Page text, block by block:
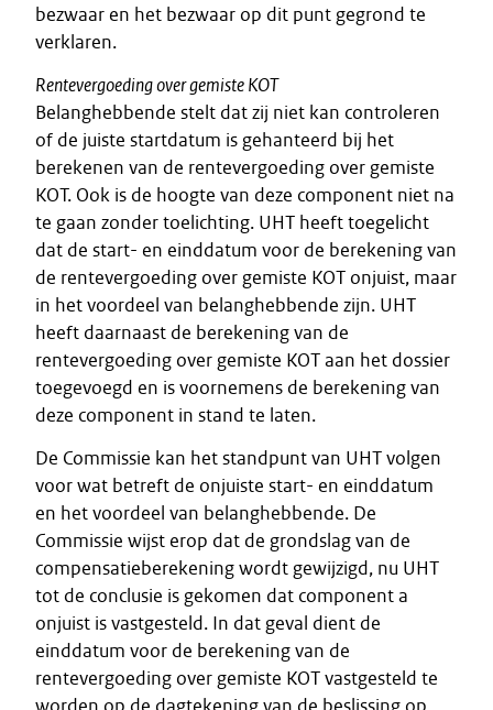
bezwaar en het bezwaar op dit punt gegrond te
verklaren.
Rentevergoeding over gemiste KOT
Belanghebbende stelt dat zij niet kan controleren
of de juiste startdatum is gehanteerd bij het
berekenen van de rentevergoeding over gemiste
KOT. Ook is de hoogte van deze component niet na
te gaan zonder toelichting. UHT heeft toegelicht
dat de start- en einddatum voor de berekening van
de rentevergoeding over gemiste KOT onjuist, maar
in het voordeel van belanghebbende zijn. UHT
heeft daarnaast de berekening van de
rentevergoeding over gemiste KOT aan het dossier
toegevoegd en is voornemens de berekening van
deze component in stand te laten.
De Commissie kan het standpunt van UHT volgen
voor wat betreft de onjuiste start- en einddatum
en het voordeel van belanghebbende. De
Commissie wijst erop dat de grondslag van de
compensatieberekening wordt gewijzigd, nu UHT
tot de conclusie is gekomen dat component a
onjuist is vastgesteld. In dat geval dient de
einddatum voor de berekening van de
rentevergoeding over gemiste KOT vastgesteld te